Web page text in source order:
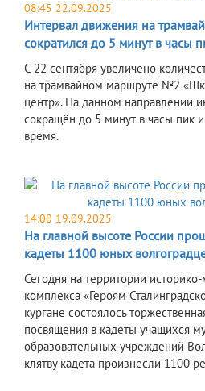
08:45 22.09.2025
Интервал движения на
сократился до 5 минут в часы
С 22 сентября увеличено
на трамвайном маршруте №2
центр». На данном направлении
сокращён до 5 минут в часы пик
время.
14:00 19.09.2025
На главной высоте России
кадеты 1100 юных
Сегодня на территории
комплекса «Героям
кургане состоялось
посвящения в кадеты учащихся
образовательных учреждений
клятву кадета произнесли 1100